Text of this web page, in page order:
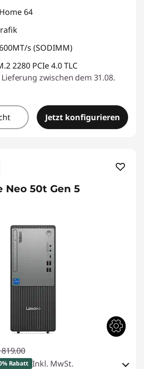
64
s (SODIMM)
2280 PCIe 4.0 TLC
zwischen dem 31.08.
Jetzt konfigurieren
Neo 50t Gen 5
819.00
Rabatt Inkl. MwSt.